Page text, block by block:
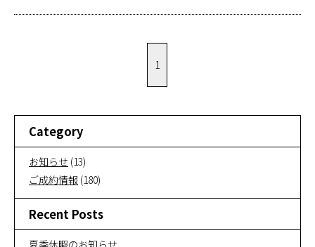
1
Category
お知らせ (13)
ご成約情報 (180)
Recent Posts
夏季休暇のお知らせ